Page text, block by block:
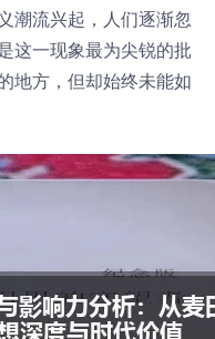
潮流兴起，人们逐渐忽
这一现象最为尖锐的批
地方，但却始终未能如